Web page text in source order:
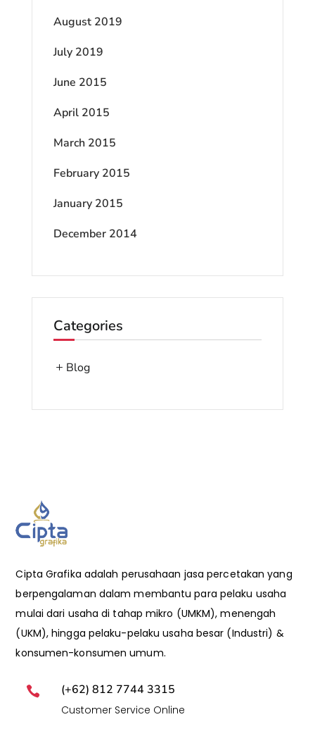
August 2019
July 2019
June 2015
April 2015
March 2015
February 2015
January 2015
December 2014
Categories
Blog
Cipta Grafika adalah perusahaan jasa percetakan yang
berpengalaman dalam membantu para pelaku usaha
mulai dari usaha di tahap mikro (UMKM), menengah
(UKM), hingga pelaku-pelaku usaha besar (Industri) &
konsumen-konsumen umum.
 (+62) 812 7744 3315
Customer Service Online